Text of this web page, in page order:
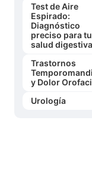
Test de Aire
Espirado:
Diagnóstico
preciso para tu
salud digestiva
Trastornos
y Dolor
Urología